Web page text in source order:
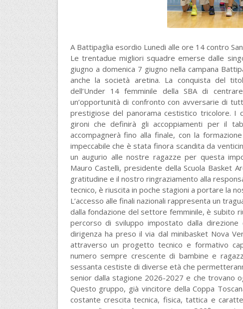
A Battipaglia esordio Lunedi alle ore 14 contro
Le trentadue migliori squadre emerse dalle
giugno a domenica 7 giugno nella campana
anche la società aretina. La conquista del
dell’Under 14 femminile della SBA di
un’opportunità di confronto con avversarie di
prestigiose del panorama cestistico tricolore. I
gironi che definirà gli accoppiamenti per il
accompagnerà fino alla finale, con la
impeccabile che è stata finora scandita da
un augurio alle nostre ragazze per questa
Mauro Castelli, presidente della Scuola Basket
gratitudine e il nostro ringraziamento alla
tecnico, è riuscita in poche stagioni a portare la
L’accesso alle finali nazionali rappresenta un
dalla fondazione del settore femminile, è subito
percorso di sviluppo impostato dalla
dirigenza ha preso il via dal minibasket Nova
attraverso un progetto tecnico e formativo
numero sempre crescente di bambine e
sessanta cestiste di diverse età che
senior dalla stagione 2026-2027 e che trovano
Questo gruppo, già vincitore della Coppa
costante crescita tecnica, fisica, tattica e